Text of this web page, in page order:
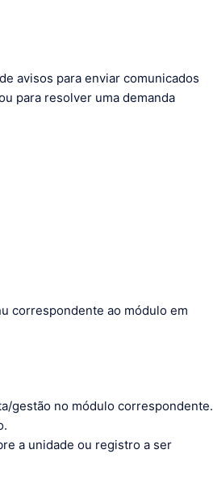
avisos para enviar comunicados
para resolver uma demanda
correspondente ao módulo em
gestão no módulo correspondente.
a unidade ou registro a ser